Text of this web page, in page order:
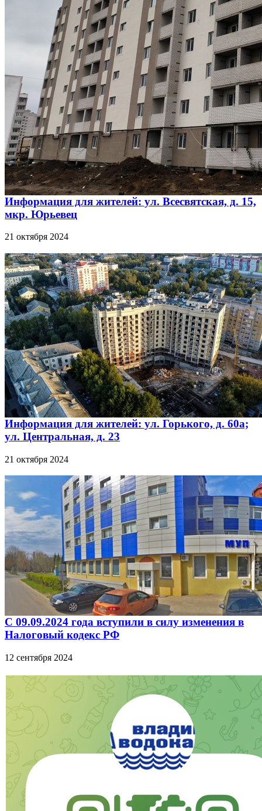
Информация для жителей: ул. Всесвятская, д. 15,
мкр. Юрьевец
21 октября 2024
Информация для жителей: ул. Горького, д. 60а;
ул. Центральная, д. 23
21 октября 2024
С 09.09.2024 года вступили в силу изменения в
Налоговый кодекс РФ
12 сентября 2024